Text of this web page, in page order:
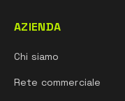
AZIENDA
Chi siamo
Rete commerciale